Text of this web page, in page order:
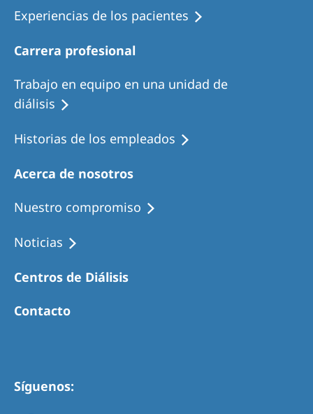
Experiencias de los pacientes
Carrera profesional
Trabajo en equipo en una unidad de
diálisis
Historias de los empleados
Acerca de nosotros
Nuestro compromiso
Noticias
Centros de Diálisis
Contacto
Síguenos: